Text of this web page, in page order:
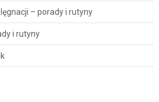
– porady i rutyny
i rutyny